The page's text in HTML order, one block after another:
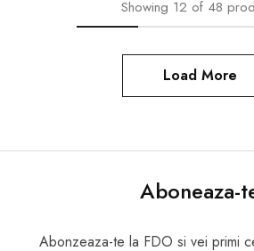
Showing 12 of 48
Load More
Aboneaza-
Abonzeaza-te la FDO si vei primi